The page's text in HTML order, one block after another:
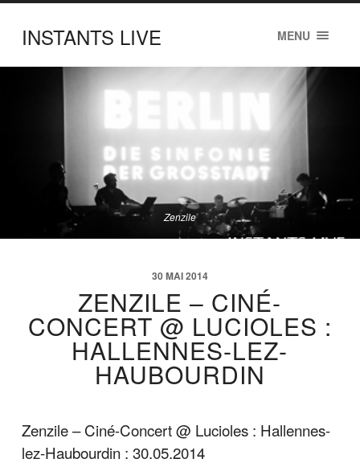
INSTANTS LIVE MENU
Zenzile
30 MAI 2014
ZENZILE – CINÉ-
CONCERT @ LUCIOLES :
HALLENNES-LEZ-
HAUBOURDIN
Zenzile – Ciné-Concert @ Lucioles : Hallennes-
lez-Haubourdin : 30.05.2014